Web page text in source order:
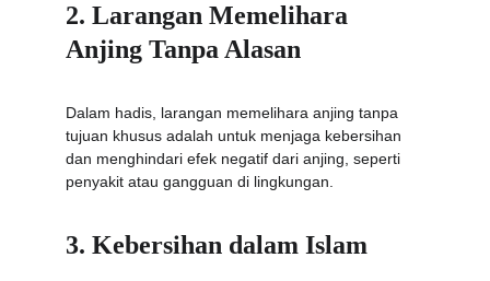
2. Larangan Memelihara
Anjing Tanpa Alasan
Dalam hadis, larangan memelihara anjing tanpa
tujuan khusus adalah untuk menjaga kebersihan
dan menghindari efek negatif dari anjing, seperti
penyakit atau gangguan di lingkungan.
3. Kebersihan dalam Islam